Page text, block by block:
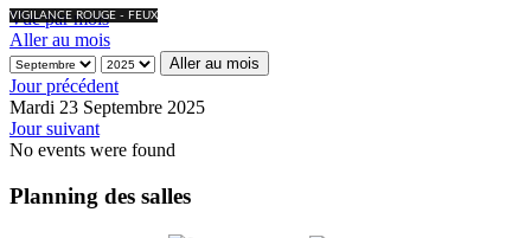
VIGILANCE ROUGE - FEUX
Vue par mois
Aller au mois
Aller au mois
Jour précédent
Mardi 23 Septembre 2025
Jour suivant
No events were found
Planning des salles